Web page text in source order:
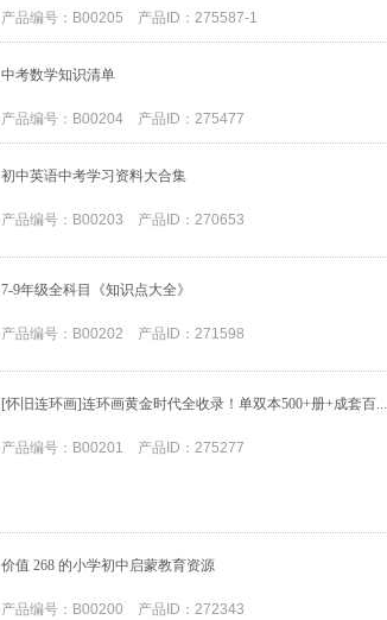
产品编号：B00205 产品ID：275587-1
中考数学知识清单
产品编号：B00204 产品ID：275477
初中英语中考学习资料大合集
产品编号：B00203 产品ID：270653
7-9年级全科目《知识点大全》
产品编号：B00202 产品ID：271598
[怀旧连环画]连环画黄金时代全收录！单双本500+册+成套百...
产品编号：B00201 产品ID：275277
价值 268 的小学初中启蒙教育资源
产品编号：B00200 产品ID：272343